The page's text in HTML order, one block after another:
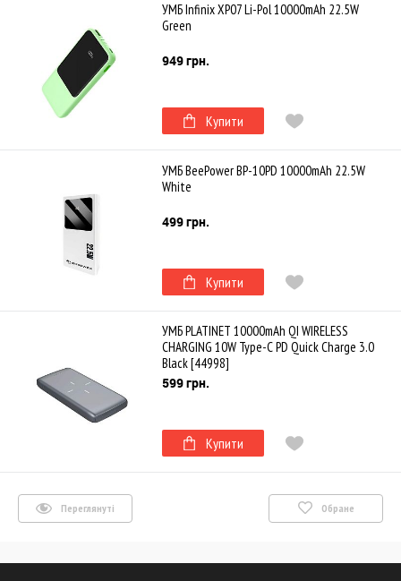
УМБ Infinix XP07 Li-Pol 10000mAh 22.5W
Green
949 грн.
Купити
УМБ BeePower BP-10PD 10000mAh 22.5W
White
499 грн.
Купити
УМБ PLATINET 10000mAh QI WIRELESS
CHARGING 10W Type-C PD Quick Charge 3.0
Black [44998]
599 грн.
Купити
Переглянуті Обране